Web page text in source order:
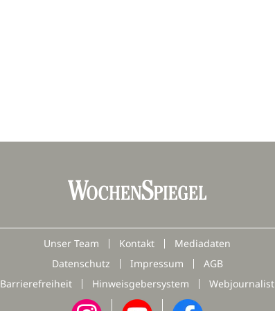
Unser Team Kontakt
Mediadaten
Datenschutz
Impressum
AGB
Barrierefreiheit
Hinweisgebersystem Webjournalist